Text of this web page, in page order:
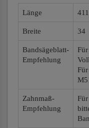
Länge
Breite 34
Bandsägeblatt-
Empfehlung
Zahnmaß-
Empfehlung